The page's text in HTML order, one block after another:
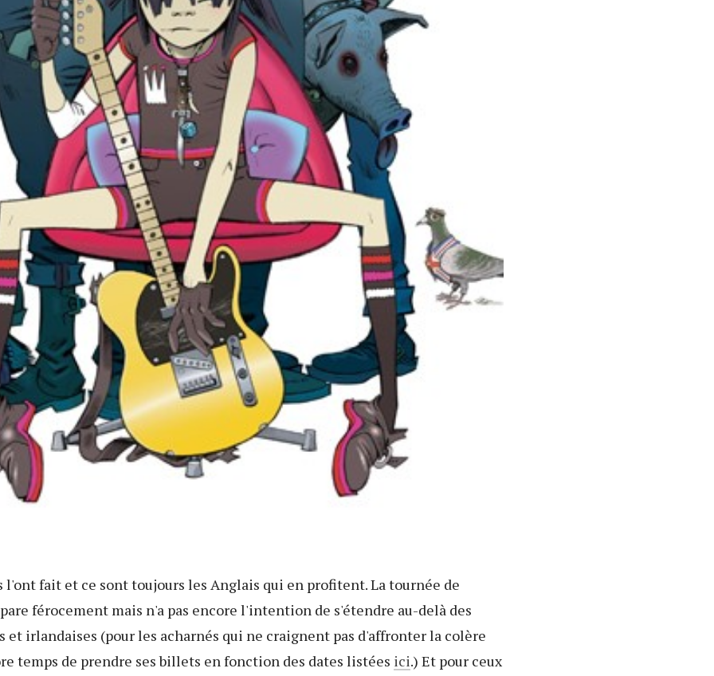
fait et ce sont toujours les Anglais qui en profitent. La tournée de
férocement mais n'a pas encore l'intention de s'étendre au-delà des
irlandaises (pour les acharnés qui ne craignent pas d'affronter la colère
temps de prendre ses billets en fonction des dates listées ici.) Et pour ceux